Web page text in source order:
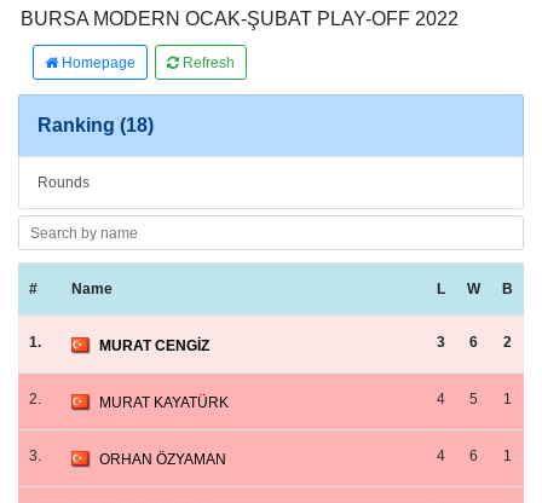
BURSA MODERN OCAK-ŞUBAT PLAY-OFF 2022
Homepage Refresh
Ranking (18)
Rounds
# Name L W B
1. MURAT CENGİZ 3 6 2
2. MURAT KAYATÜRK 4 5 1
3. ORHAN ÖZYAMAN 4 6 1